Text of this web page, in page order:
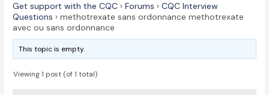
Get support with the CQC › Forums › CQC Interview
Questions › methotrexate sans ordonnance methotrexate
avec ou sans ordonnance
This topic is empty.
Viewing 1 post (of 1 total)